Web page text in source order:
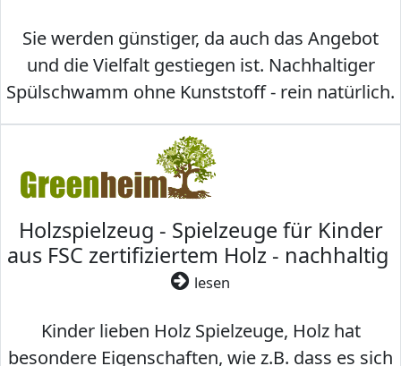
Sie werden günstiger, da auch das Angebot
und die Vielfalt gestiegen ist. Nachhaltiger
Spülschwamm ohne Kunststoff - rein natürlich.
Holzspielzeug - Spielzeuge für Kinder
aus FSC zertifiziertem Holz - nachhaltig
lesen
Kinder lieben Holz Spielzeuge, Holz hat
besondere Eigenschaften, wie z.B. dass es sich